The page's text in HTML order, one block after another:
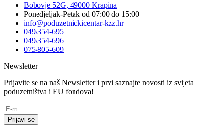
Bobovje 52G, 49000 Krapina
Ponedjeljak-Petak od 07:00 do 15:00
info@poduzetnickicentar-kzz.hr
049/354-695
049/354-696
075/805-609
Newsletter
Prijavite se na naš Newsletter i prvi saznajte novosti iz svijeta
poduzetništva i EU fondova!
Prijavi se